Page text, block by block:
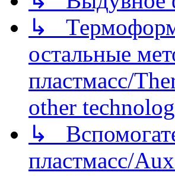
↳
остальные
пластмасс/
other
↳
пластмасс/